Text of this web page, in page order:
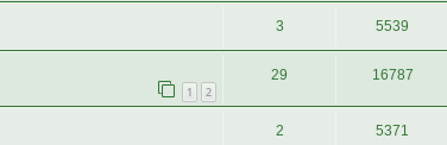
3 5539
1 2
29 16787
2 5371